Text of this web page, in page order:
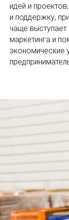
идей и
и поддержку,
чаще
маркетинга и
экономические